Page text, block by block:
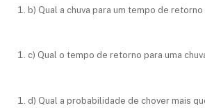
b) Qual a chuva para um tempo de
c) Qual o tempo de retorno para uma
d) Qual a probabilidade de chover mais